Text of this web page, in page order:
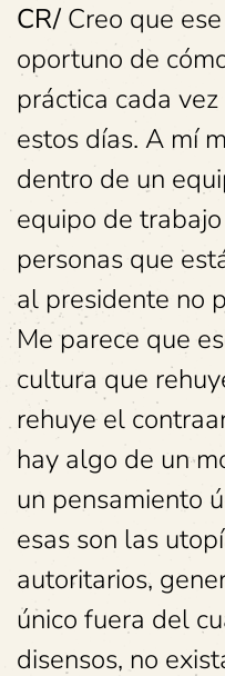
CR/Creo que
oportuno de
práctica cada
estos días. A mí
dentro de un
equipo de
personas que
al presidente no
Me parece que
cultura que
rehuye el
hay algo de un
un pensamiento
esas son las
autoritarios,
único fuera del
disensos, no